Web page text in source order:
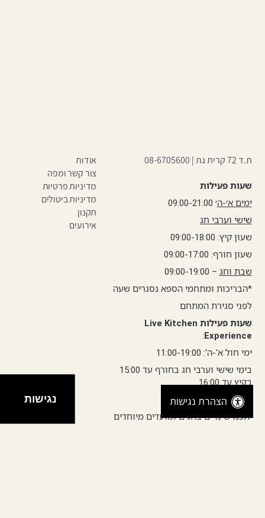
ת.ד 72 קרית גת |
שעות פעילות
ימים א׳-ה׳ 09:00-21:00
שישי וערבי חג
שעון קיץ: 09:00-18:00
שעון חורף: 09:00-17:00
שבת וחג – 09:00-19:00
*הבריכות ומתחמי הספא נסגרים שעה
לפני סגירת המתחם
שעות פעילות Live Kitchen
Experience
:
ימי חול א'-ה': 11:00-19:00
בימי שישי וערבי חג בחורף עד 15:00
בקיץ עד 16:00
שבת וחג: 11:00-18:00
יתכנו שינויים בחגים ומועדים מיוחדים
אודות
צור קשר ומפה
מדיניות פרטיות
מדיניות ביטולים
תקנון
אירועים
הצהרת נגישות נגישות